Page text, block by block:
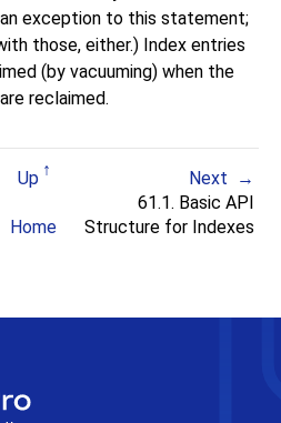
exception to this statement;
those, either.) Index entries
(by vacuuming) when the
reclaimed.
Up
Next
Home
61.1. Basic API
Structure for Indexes